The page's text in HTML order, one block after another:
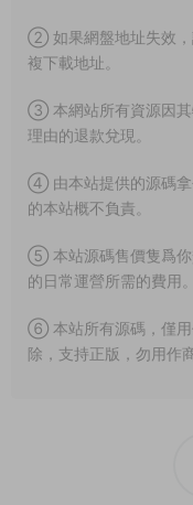
② 如果網盤地址失效，
複下載地址。
③ 本網站所有資源因其
理由的退款兌現。
④ 由本站提供的源碼拿
的本站概不負責。
⑤ 本站源碼售價隻爲你
的日常運營所需的費用。
⑥ 本站所有源碼，僅用
除，支持正版，勿用作